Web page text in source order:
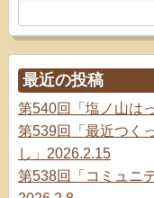
最近の投稿
第540回「塩ノ山は
第539回「最近つく
し」2026.2.15
第538回「コミュニ